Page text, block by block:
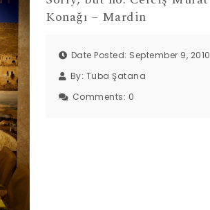
Konağı – Mardin
Date Posted: September 9, 2010
By: Tuba Şatana
Comments: 0